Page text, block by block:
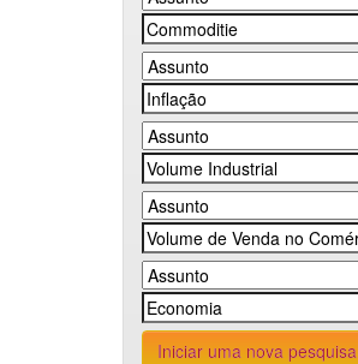
Iniciar uma nova pesquisa